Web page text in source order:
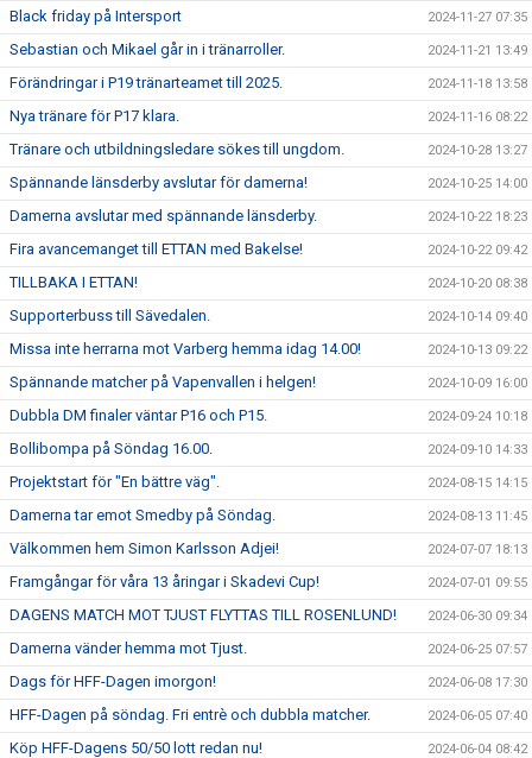
Black friday på Intersport 2024-11-27 07:35
Sebastian och Mikael går in i tränarroller. 2024-11-21 13:49
Förändringar i P19 tränarteamet till 2025. 2024-11-18 13:58
Nya tränare för P17 klara. 2024-11-16 08:22
Tränare och utbildningsledare sökes till ungdom. 2024-10-28 13:27
Spännande länsderby avslutar för damerna! 2024-10-25 14:00
Damerna avslutar med spännande länsderby. 2024-10-22 18:23
Fira avancemanget till ETTAN med Bakelse! 2024-10-22 09:42
TILLBAKA I ETTAN! 2024-10-20 08:38
Supporterbuss till Sävedalen. 2024-10-14 09:40
Missa inte herrarna mot Varberg hemma idag 14.00! 2024-10-13 09:22
Spännande matcher på Vapenvallen i helgen! 2024-10-09 16:00
Dubbla DM finaler väntar P16 och P15. 2024-09-24 10:18
Bollibompa på Söndag 16.00. 2024-09-10 14:33
Projektstart för "En bättre väg". 2024-08-15 14:15
Damerna tar emot Smedby på Söndag. 2024-08-13 11:45
Välkommen hem Simon Karlsson Adjei! 2024-07-07 18:13
Framgångar för våra 13 åringar i Skadevi Cup! 2024-07-01 09:55
DAGENS MATCH MOT TJUST FLYTTAS TILL ROSENLUND! 2024-06-30 09:34
Damerna vänder hemma mot Tjust. 2024-06-25 07:57
Dags för HFF-Dagen imorgon! 2024-06-08 17:30
HFF-Dagen på söndag. Fri entrè och dubbla matcher. 2024-06-05 07:40
Köp HFF-Dagens 50/50 lott redan nu! 2024-06-04 08:42